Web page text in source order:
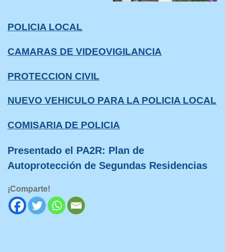
POLICIA LOCAL
CAMARAS DE VIDEOVIGILANCIA
PROTECCION CIVIL
NUEVO VEHICULO PARA LA POLICIA LOCAL
COMISARIA DE POLICIA
Presentado el PA2R: Plan de
Autoprotección de Segundas Residencias
¡Comparte!